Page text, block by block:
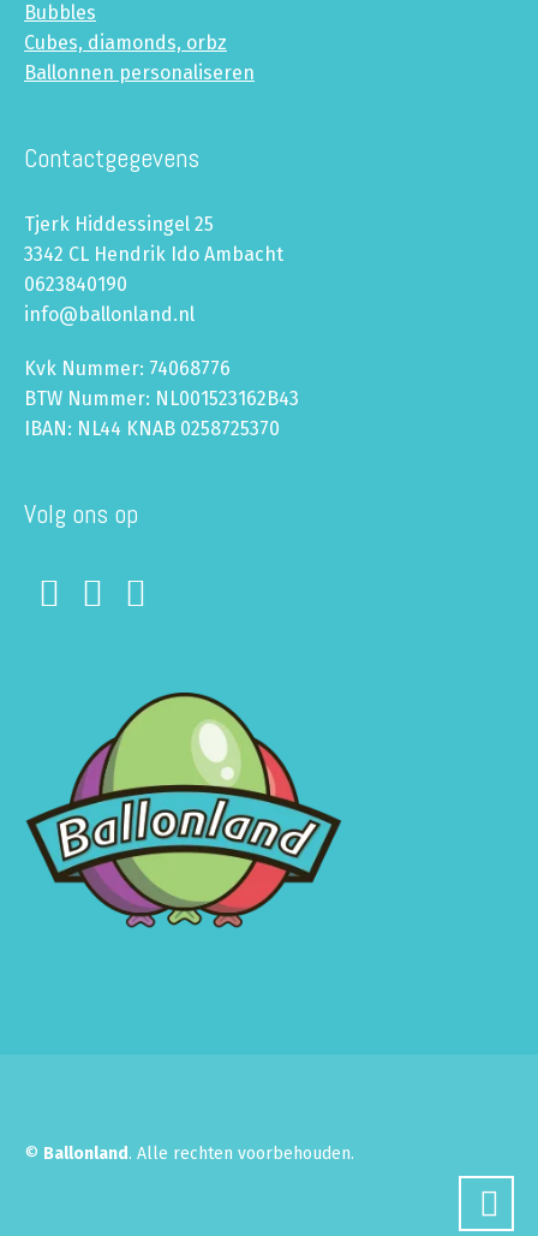
Bubbles
Cubes, diamonds, orbz
Ballonnen personaliseren
Contactgegevens
Tjerk Hiddessingel 25
3342 CL Hendrik Ido Ambacht
0623840190
info@ballonland.nl
Kvk Nummer: 74068776
BTW Nummer: NL001523162B43
IBAN: NL44 KNAB 0258725370
Volg ons op
© Ballonland . Alle rechten voorbehouden.